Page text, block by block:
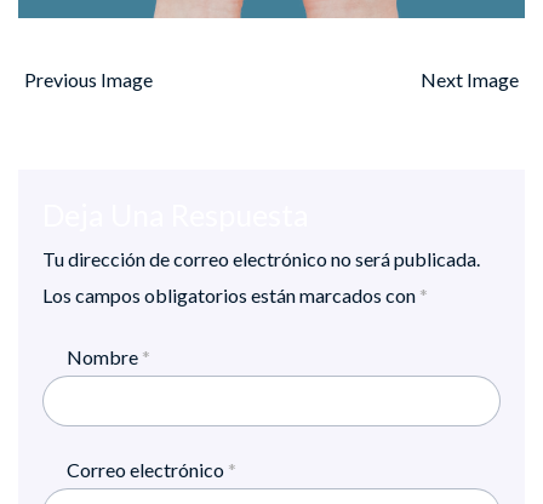
Previous Image Next Image
Tu dirección de correo electrónico no será publicada.
Los campos obligatorios están marcados con *
Nombre *
Correo electrónico *